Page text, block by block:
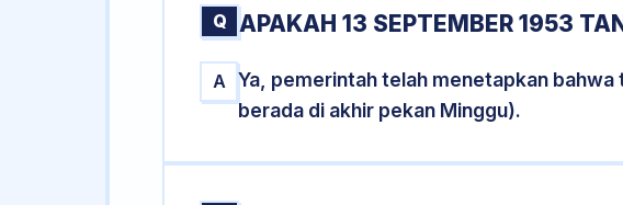
Q APAKAH 13 SEPTEMBER 1953
A Ya, pemerintah telah menetapkan
berada di akhir pekan Minggu).